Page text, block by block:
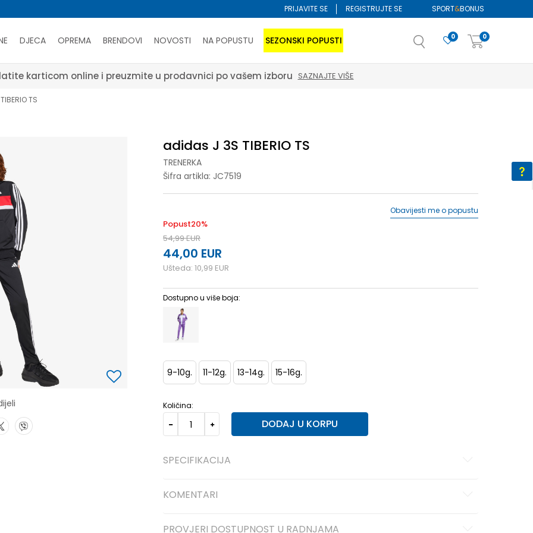
SPORT&BONUS
PRIJAVITE SE REGISTRUJTE SE
DJECA OPREMA BRENDOVI NOVOSTI NA POPUSTU SEZONSKI POPUSTI 0
0
Platite karticom online i preuzmite u prodavnici po vašem izboru SAZNAJTE VIŠE
TS
adidas J 3S TIBERIO TS
TRENERKA
Šifra artikla: JC7519
Popust20%
54,99EUR
44,00 EUR
Ušteda: 10,99 EUR
Obavijesti me o popustu
Dostupno u više boja:
9-10g. 11-12g. 13-14g. 15-16g.
Količina:
DODAJ U KORPU
SPECIFIKACIJA
KOMENTARI
PROVJERI DOSTUPNOST U RADNJAMA